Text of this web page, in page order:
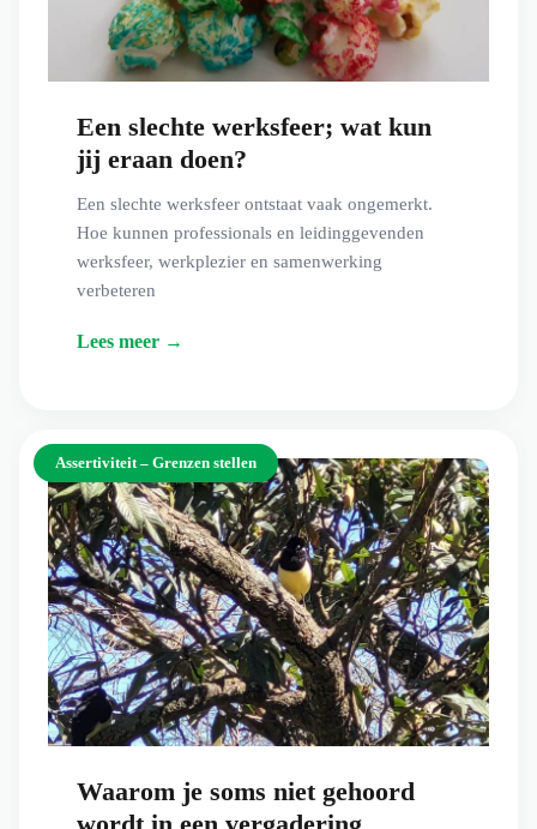
Een slechte werksfeer; wat kun
jij eraan doen?
Een slechte werksfeer ontstaat vaak ongemerkt.
Hoe kunnen professionals en leidinggevenden
werksfeer, werkplezier en samenwerking
verbeteren
Lees meer →
Waarom je soms niet gehoord
Assertiviteit – Grenzen stellen